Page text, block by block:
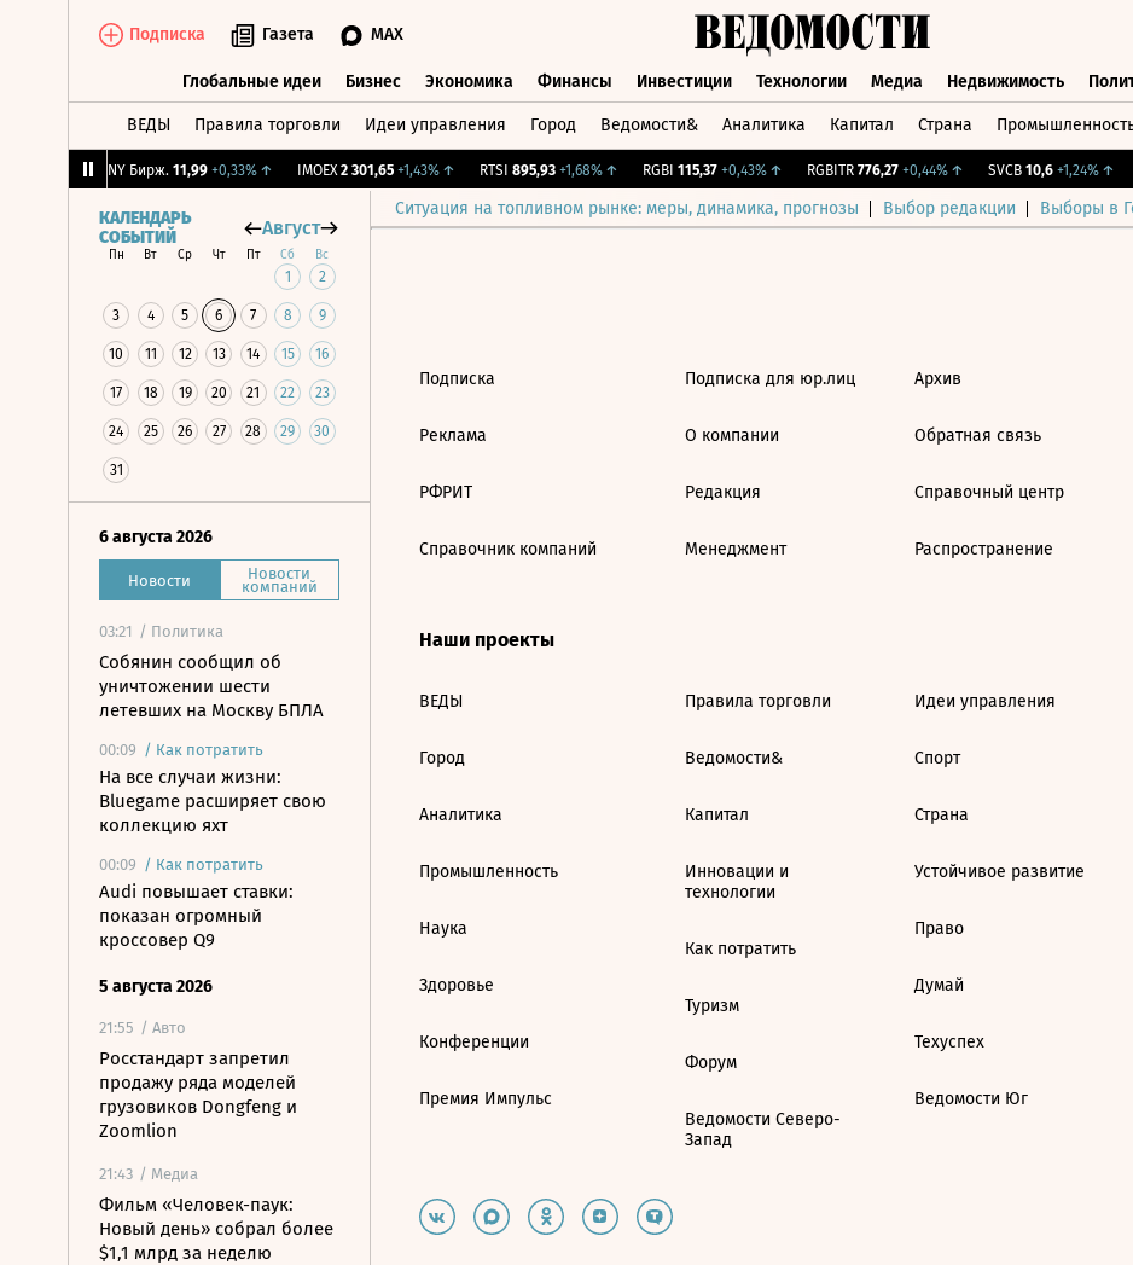
Подписка Газета MAX
Глобальные идеи Бизнес Экономика Финансы Инвестиции Технологии Медиа Недвижимость
ВЕДЫ Правила торговли Идеи управления Город Ведомости& Аналитика Капитал Страна
CNY Бирж. 11,99 +0,33%↑ IMOEX 2 301,65 +1,43%↑ RTSI 895,93 +1,68%↑ RGBI 115,37 +0,43%↑ RGBITR 776,27 +0,44%↑ SVCB 10,6 +1,24%↑
Ситуация на топливном рынке: меры, динамика, прогнозы Выбор редакции Выборы в
КАЛЕНДАРЬ
СОБЫТИЙ
Август
Пн Вт Ср Чт Пт Сб Вс
1 2
3 4 5 6 7 8 9
10 11 12 13 14 15 16
17 18 19 20 21 22 23
24 25 26 27 28 29 30
31
6 августа 2026
Новости Новости
компаний
03:21 / Политика
Собянин сообщил об
уничтожении шести
летевших на Москву БПЛА
00:09 / Как потратить
На все случаи жизни:
Bluegame расширяет свою
коллекцию яхт
00:09 / Как потратить
Audi повышает ставки:
показан огромный
кроссовер Q9
5 августа 2026
21:55 / Авто
Росстандарт запретил
продажу ряда моделей
грузовиков Dongfeng и
Zoomlion
21:43 / Медиа
Фильм «Человек-паук:
Новый день» собрал более
$1,1 млрд за неделю
Подписка
Реклама
РФРИТ
Справочник компаний
Подписка для юр.лиц
О компании
Редакция
Менеджмент
Архив
Обратная связь
Справочный центр
Распространение
Наши проекты
ВЕДЫ
Город
Аналитика
Промышленность
Наука
Здоровье
Конференции
Премия Импульс
Правила торговли
Ведомости&
Капитал
Инновации и
технологии
Как потратить
Туризм
Форум
Ведомости Северо-
Запад
Идеи управления
Спорт
Страна
Устойчивое развитие
Право
Думай
Техуспех
Ведомости Юг